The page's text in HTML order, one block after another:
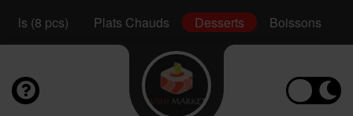
(8 pcs) Plats Chauds Desserts Boissons